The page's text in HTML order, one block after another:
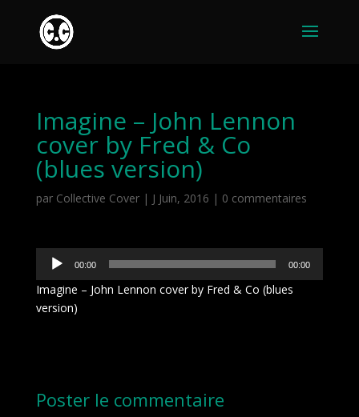
Imagine – John Lennon
cover by Fred & Co
(blues version)
par Collective Cover| J Juin, 2016 | 0 commentaires
Lecteur
audio
00:00 00:00
Imagine – John Lennon cover by Fred & Co (blues
version)
Poster le commentaire